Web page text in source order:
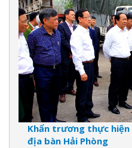
Khẩn trương thực
địa bàn Hải Phòng